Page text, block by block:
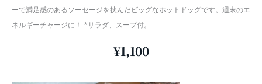
ーで満足感のあるソーセージを挟んだビッグなホットドッグです。週末のエ
ネルギーチャージに！ *サラダ、スープ付。
¥1,100